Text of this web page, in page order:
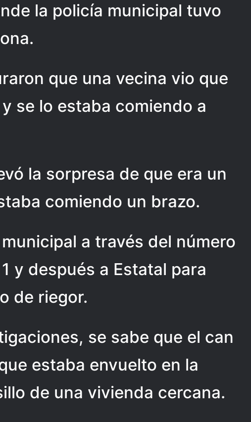
la policía municipal tuvo
que una vecina vio que
se lo estaba comiendo a
la sorpresa de que era un
comiendo un brazo.
a través del número
y después a Estatal para
de riegor.
se sabe que el can
estaba envuelto en la
de una vivienda cercana.